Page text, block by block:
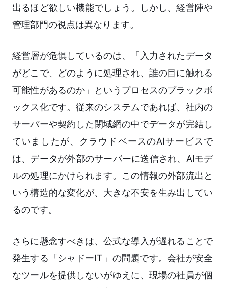
出るほど欲しい機能でしょう。しかし、経営陣や
管理部門の視点は異なります。
経営層が危惧しているのは、「入力されたデータ
がどこで、どのように処理され、誰の目に触れる
可能性があるのか」というプロセスのブラックボ
ックス化です。従来のシステムであれば、社内の
サーバーや契約した閉域網の中でデータが完結し
ていましたが、クラウドベースのAIサービスで
は、データが外部のサーバーに送信され、AIモデ
ルの処理にかけられます。この情報の外部流出と
いう構造的な変化が、大きな不安を生み出してい
るのです。
さらに懸念すべきは、公式な導入が遅れることで
発生する「シャドーIT」の問題です。会社が安全
なツールを提供しないがゆえに、現場の社員が個